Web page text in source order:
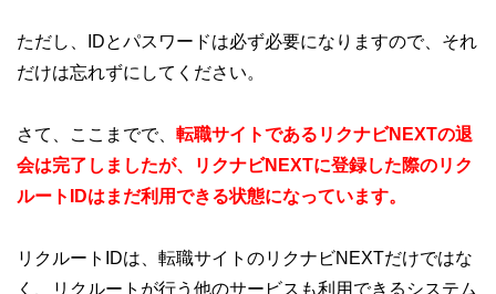
ただし、IDとパスワードは必ず必要になりますので、それ
だけは忘れずにしてください。
さて、ここまでで、 転職サイトであるリクナビNEXTの退
会は完了しましたが、リクナビNEXTに登録した際のリク
ルートIDはまだ利用できる状態になっています。
リクルートIDは、転職サイトのリクナビNEXTだけではな
く、リクルートが行う他のサービスも利用できるシステム